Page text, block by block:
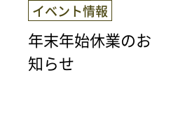
イベント情報
年末年始休業のお
知らせ